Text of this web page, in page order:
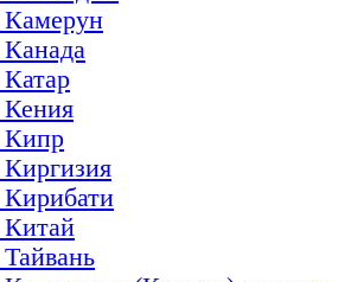
Камерун
Кения
Кипр
Кирибати
Китай